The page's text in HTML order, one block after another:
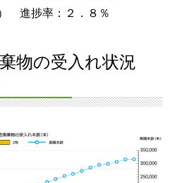
進捗率：２．８％
物の受入れ状況